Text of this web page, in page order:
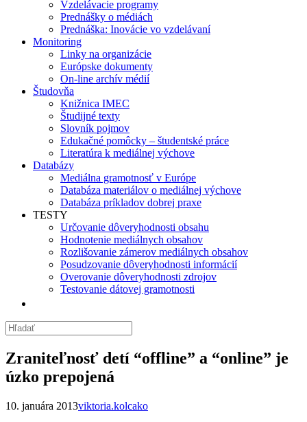
Vzdelávacie programy
Prednášky o médiách
Prednáška: Inovácie vo vzdelávaní
Monitoring
Linky na organizácie
Európske dokumenty
On-line archív médií
Študovňa
Knižnica IMEC
Študijné texty
Slovník pojmov
Edukačné pomôcky – študentské práce
Literatúra k mediálnej výchove
Databázy
Mediálna gramotnosť v Európe
Databáza materiálov o mediálnej výchove
Databáza príkladov dobrej praxe
TESTY
Určovanie dôveryhodnosti obsahu
Hodnotenie mediálnych obsahov
Rozlišovanie zámerov mediálnych obsahov
Posudzovanie dôveryhodnosti informácií
Overovanie dôveryhodnosti zdrojov
Testovanie dátovej gramotnosti
Zraniteľnosť detí “offline” a “online” je
úzko prepojená
10. januára 2013viktoria.kolcako